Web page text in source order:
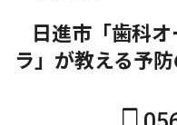
日進市「歯科
ラ」が教える予